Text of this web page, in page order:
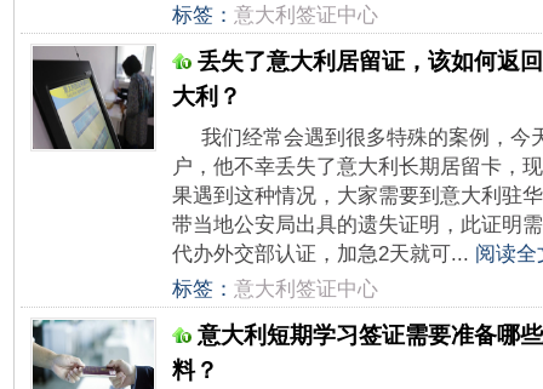
标签： 意大利签证中心
丢失了意大利居留证，该如何返
大利？
我们经常会遇到很多特殊的案例，今
户，他不幸丢失了意大利长期居留卡，
果遇到这种情况，大家需要到意大利驻
带当地公安局出具的遗失证明，此证明
代办外交部认证，加急2天就可... 阅读全
标签： 意大利签证中心
意大利短期学习签证需要准备哪
料？